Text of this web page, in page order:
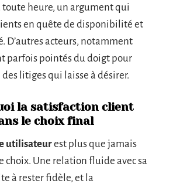
toute heure, un argument qui
en quête de disponibilité et
D’autres acteurs, notamment
parfois pointés du doigt pour
litiges qui laisse à désirer.
la satisfaction client
le choix final
utilisateurest plus que jamais
choix. Une relation fluide avec sa
à rester fidèle, et la